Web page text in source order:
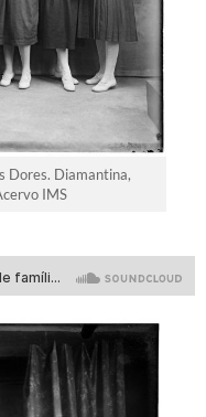
Dores. Diamantina,
IMS